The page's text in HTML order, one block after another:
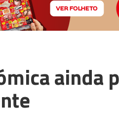
ainda